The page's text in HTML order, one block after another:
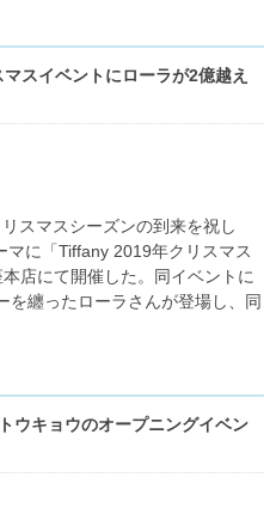
スイベントにローラが2億越え
スマスシーズンの到来を祝し
マに「Tiffany 2019年クリスマス
店にて開催した。同イベントに
を纏ったローラさんが登場し、同
ウキョウのオープニングイベン